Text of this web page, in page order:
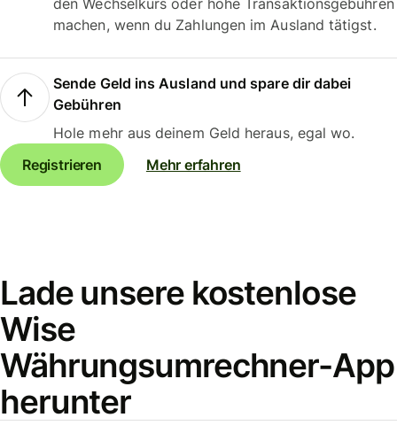
den Wechselkurs oder hohe Transaktionsgebühren
machen, wenn du Zahlungen im Ausland tätigst.
Sende Geld ins Ausland und spare dir dabei
Gebühren
Hole mehr aus deinem Geld heraus, egal wo.
Registrieren
Mehr erfahren
Lade unsere kostenlose
Wise
Währungsumrechner-App
herunter